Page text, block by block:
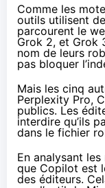
Comme les
outils utilisent
parcourent le
Grok 2, et Grok
nom de leurs
pas bloquer
Mais les cinq
Perplexity Pro,
publics. Les
interdire qu’ils
dans le fichier
En analysant
que Copilot est
des éditeurs.